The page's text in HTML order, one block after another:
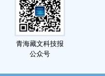
青海藏文科技报
公众号